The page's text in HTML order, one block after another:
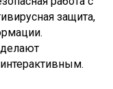
защита,